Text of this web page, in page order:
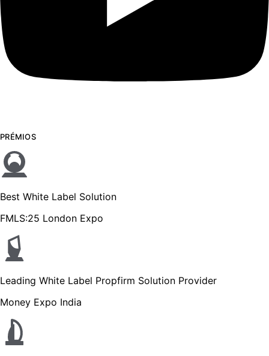
PRÉMIOS
Best White Label Solution
FMLS:25 London Expo
Leading White Label Propfirm Solution Provider
Money Expo India